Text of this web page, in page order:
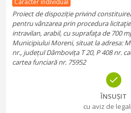
Caracter individual
Proiect de dispoziție privind
pentru vânzarea prin procedura
intravilan, arabil, cu suprafaţa de 700
Municipiului Moreni, situat la adresa:
nr., județul Dâmbovița T 20, P 408 nr.
cartea funciară nr. 75952
ÎNSUȘIT
cu aviz de